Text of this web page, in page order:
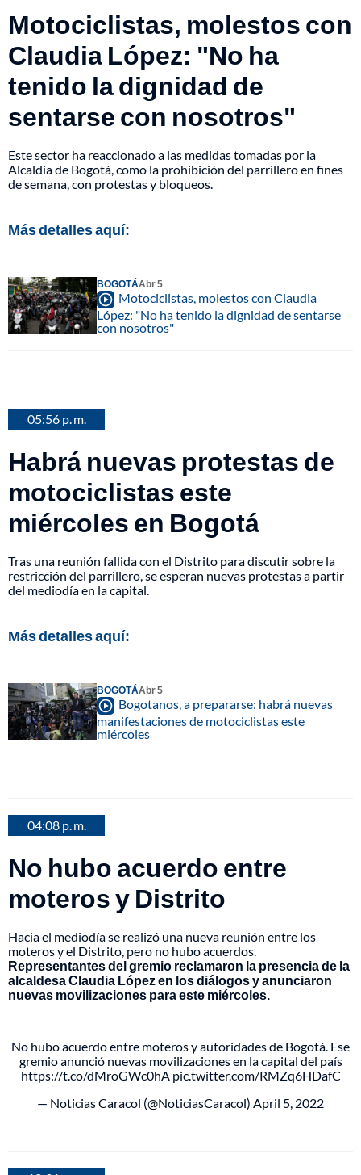
Motociclistas, molestos con
Claudia López: "No ha
tenido la dignidad de
sentarse con nosotros"
Este sector ha reaccionado a las medidas tomadas por la
Alcaldía de Bogotá, como la prohibición del parrillero en fines
de semana, con protestas y bloqueos.
Más detalles aquí:
BOGOTÁAbr 5
Motociclistas, molestos con Claudia
López: "No ha tenido la dignidad de sentarse
con nosotros"
05:56 p. m.
Habrá nuevas protestas de
motociclistas este
miércoles en Bogotá
Tras una reunión fallida con el Distrito para discutir sobre la
restricción del parrillero, se esperan nuevas protestas a partir
del mediodía en la capital.
Más detalles aquí:
BOGOTÁAbr 5
Bogotanos, a prepararse: habrá nuevas
manifestaciones de motociclistas este
miércoles
04:08 p. m.
No hubo acuerdo entre
moteros y Distrito
Hacia el mediodía se realizó una nueva reunión entre los
moteros y el Distrito, pero no hubo acuerdos.
Representantes del gremio reclamaron la presencia de la
alcaldesa Claudia López en los diálogos y anunciaron
nuevas movilizaciones para este miércoles.
No hubo acuerdo entre moteros y autoridades de Bogotá. Ese
gremio anunció nuevas movilizaciones en la capital del país
https://t.co/dMroGWc0hA pic.twitter.com/RMZq6HDafC
— Noticias Caracol (@NoticiasCaracol) April 5, 2022